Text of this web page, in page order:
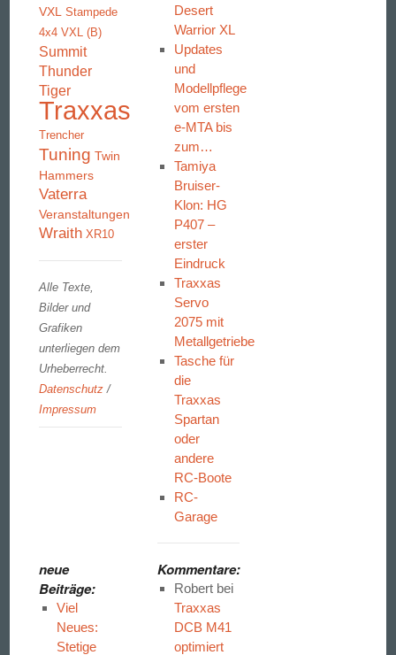
VXL
Stampede
4x4 VXL (B)
Summit
Thunder
Tiger
Traxxas
Trencher
Tuning Twin
Hammers
Vaterra
Veranstaltungen
Wraith XR10
Alle Texte,
Bilder und
Grafiken
unterliegen dem
Urheberrecht.
Datenschutz /
Impressum
Desert
Warrior XL
Updates
und
Modellpflege
vom ersten
e-MTA bis
zum…
Tamiya
Bruiser-
Klon: HG
P407 –
erster
Eindruck
Traxxas
Servo
2075 mit
Metallgetriebe
Tasche für
die
Traxxas
Spartan
oder
andere
RC-Boote
RC-
Garage
neue
Beiträge:
Viel
Neues:
Stetige
Kommentare:
Robert bei
Traxxas
DCB M41
optimiert